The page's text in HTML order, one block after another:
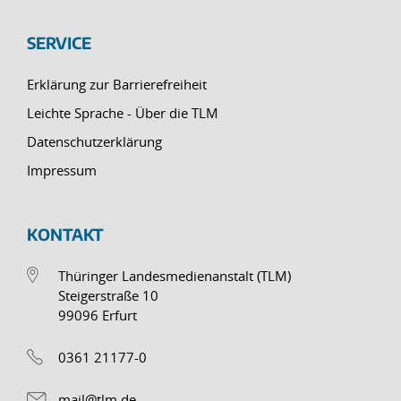
SERVICE
Erklärung zur Barrierefreiheit
Leichte Sprache - Über die TLM
Datenschutzerklärung
Impressum
KONTAKT
Thüringer Landesmedienanstalt (TLM)
Steigerstraße 10
99096 Erfurt
0361 21177-0